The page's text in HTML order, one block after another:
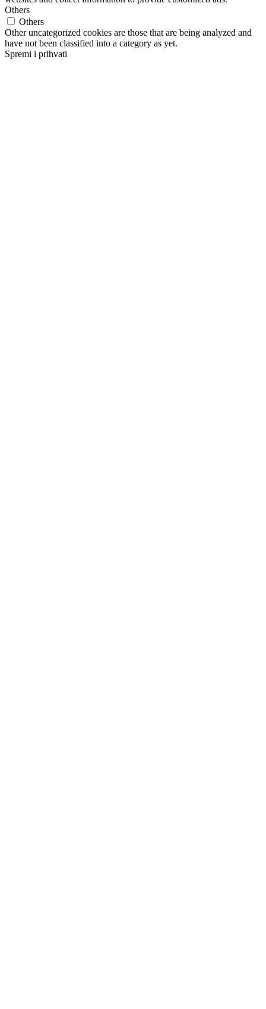
Others
Others
Other uncategorized cookies are those that are being analyzed and
have not been classified into a category as yet.
Spremi i prihvati